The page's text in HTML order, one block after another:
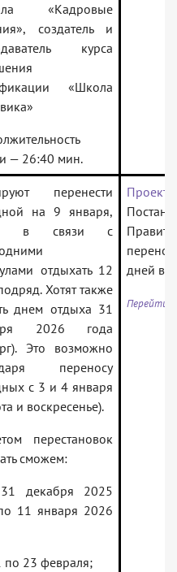
«Кадровые
создатель и
курса
«Школа
— 26:40 мин.
перенести
на 9 января,
в связи с
отдыхать 12
Хотят также
днем отдыха 31
2026 года
Это возможно
переносу
с 3 и 4 января
и воскресенье).
перестановок
сможем:
декабря 2025
11 января 2026
по 23 февраля;
Проект
дней в
Перейти